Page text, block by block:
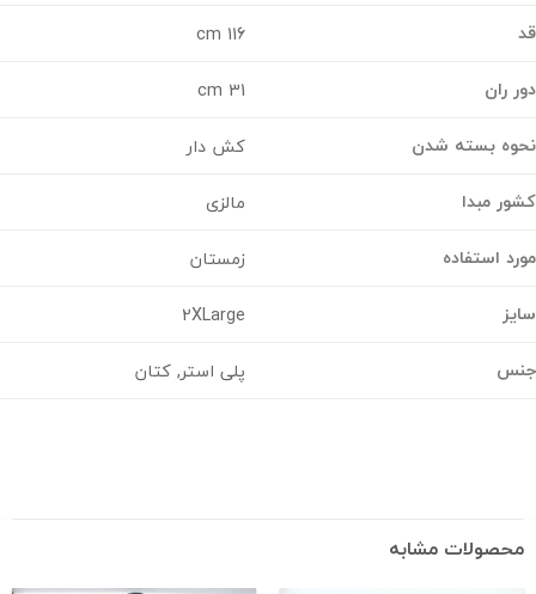
116 cm
ران
بسته شدن
کش دار
مبدا
مالزی
استفاده
زمستان
2XLarge
پلی استر, کتان
مشابه